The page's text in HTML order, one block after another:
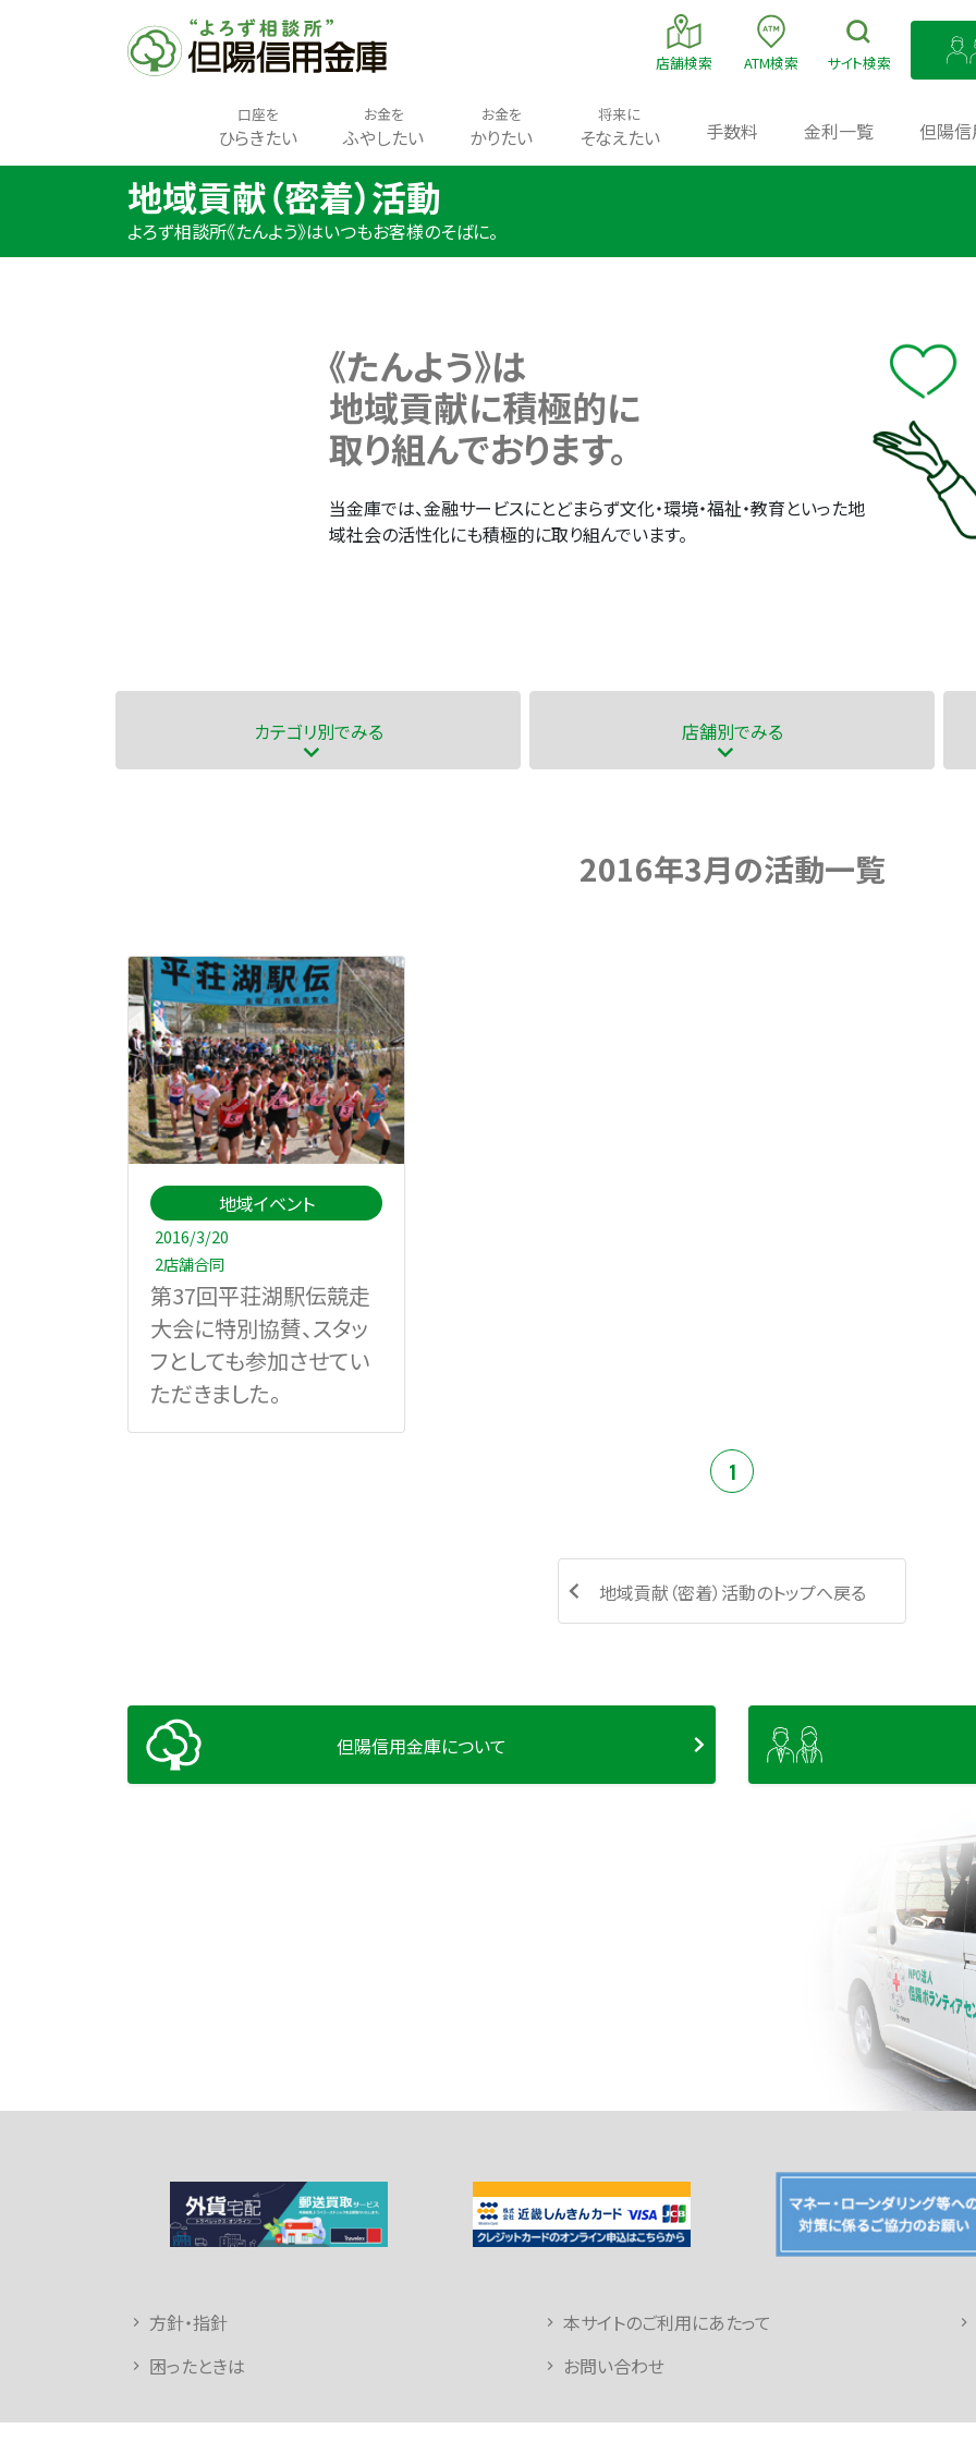
店舗検索 ATM検索 サイト検索
口座を
ひらきたい
お金を
ふやしたい
お金を
かりたい
将来に
そなえたい 手数料 金利一覧 但陽
地域貢献（密着）活動
よろず相談所《たんよう》はいつもお客様のそばに。
《たんよう》は
地域貢献に積極的に
取り組んでおります。
当金庫では、金融サービスにとどまらず文化・環境・福祉・教育といった地
域社会の活性化にも積極的に取り組んでいます。
カテゴリ別でみる 店舗別でみる
2016年3月の活動一覧
地域イベント
2016/3/20
2店舗合同
第37回平荘湖駅伝競走
大会に特別協賛、スタッ
フとしても参加させてい
ただきました。
1
地域貢献（密着）活動のトップへ戻る
但陽信用金庫について
方針・指針
本サイトのご利用にあたって
困ったときは
お問い合わせ